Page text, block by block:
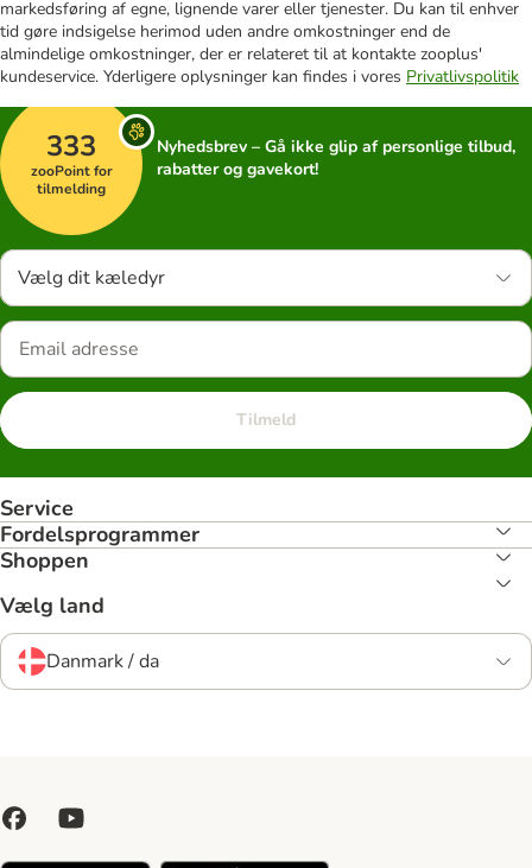
markedsføring af egne, lignende varer eller tjenester. Du kan til enhver
tid gøre indsigelse herimod uden andre omkostninger end de
almindelige omkostninger, der er relateret til at kontakte zooplus'
kundeservice. Yderligere oplysninger kan findes i vores Privatlivspolitik
333
zooPoint for
tilmelding
Nyhedsbrev – Gå ikke glip af personlige tilbud,
rabatter og gavekort!
Vælg dit kæledyr
Tilmeld
Service
Fordelsprogrammer
Shoppen
Vælg land
Danmark / da